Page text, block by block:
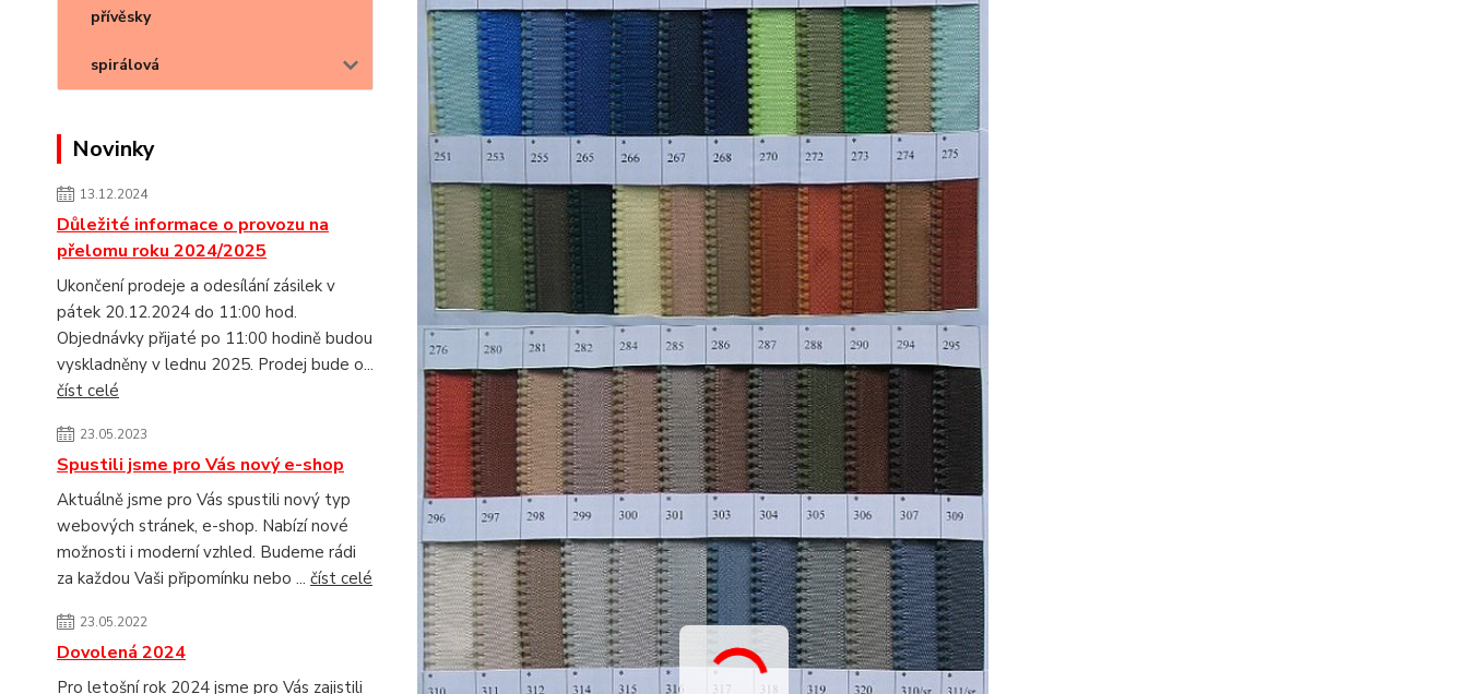
přívěsky
spirálová
Novinky
13.12.2024
Důležité informace o provozu na
přelomu roku 2024/2025
Ukončení prodeje a odesílání zásilek v
pátek 20.12.2024 do 11:00 hod.
Objednávky přijaté po 11:00 hodině budou
vyskladněny v lednu 2025. Prodej bude o...
číst celé
23.05.2023
Spustili jsme pro Vás nový e-shop
Aktuálně jsme pro Vás spustili nový typ
webových stránek, e-shop. Nabízí nové
možnosti i moderní vzhled. Budeme rádi
za každou Vaši připomínku nebo ... číst celé
23.05.2022
Dovolená 2024
Pro letošní rok 2024 jsme pro Vás zajistili